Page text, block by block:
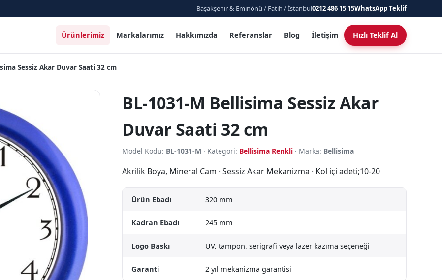
Başakşehir & Eminönü / Fatih / İstanbul0212 486 15 15WhatsApp Teklif
Ürünlerimiz Markalarımız Hakkımızda Referanslar Blog İletişim Hızlı Teklif Al
Sessiz Akar Duvar Saati 32 cm
BL-1031-M Bellisima Sessiz Akar
Duvar Saati 32 cm
Model Kodu: BL-1031-M · Kategori: Bellisima Renkli · Marka: Bellisima
Akrilik Boya, Mineral Cam · Sessiz Akar Mekanizma · Kol içi adeti;10-20
Ürün Ebadı 320 mm
Kadran Ebadı 245 mm
Logo Baskı UV, tampon, serigrafi veya lazer kazıma seçeneği
Garanti 2 yıl mekanizma garantisi